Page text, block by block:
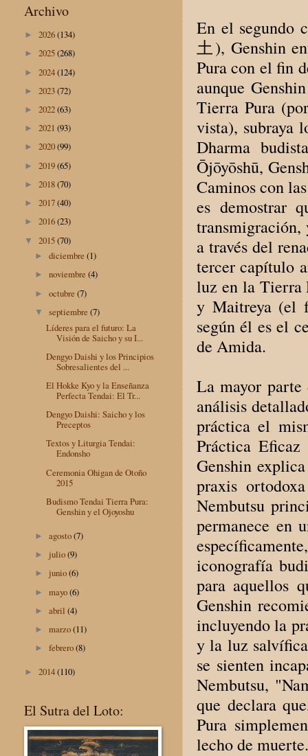
En el segundo
土), Genshin
Pura con el fin
aunque
Tierra Pura
vista), subraya
Dharma
Ōjōyōshū,
Caminos con
es demostrar
transmigración,
a través del
tercer capítulo
luz en la Tierra
y Maitreya (el
según él es el
de Amida.
La mayor parte
análisis
práctica el
Práctica
Genshin
praxis
Nembutsu
permanece en
iconografía
para aquellos
Genshin
incluyendo la
y la luz
se sienten
Nembutsu,
que declara
Pura
lecho de muerte.
Archivo
► 2026(134)
► 2025(268)
► 2024(124)
► 2023(72)
► 2022(63)
► 2021 (93)
► 2020(99)
► 2019(65)
► 2018(70)
► 2017(40)
► 2016(23)
▼ 2015(70)
►diciembre(1)
►noviembre(4)
►octubre(7)
▼septiembre(7)
Líderes para el futuro: La
Visión de Saicho y su I...
Dengyo Daishi y los Principios
Sobresalientes del ...
El Hokke Kyo y la Enseñanza
Perfecta Tendai: El Tr...
Dengyo Daishi: Saicho y los
Preceptos
Textos y Liturgia Tendai:
Endonsho
Ceremonia Ohigan de Otoño
2015
Budismo Tendai Tierra Pura:
Genshin y el Ojoyoshu
►agosto(7)
► julio(9)
► junio(6)
►mayo(6)
►abril(4)
►marzo(11)
►febrero(8)
► 2014(110)
El Sutra del Loto: